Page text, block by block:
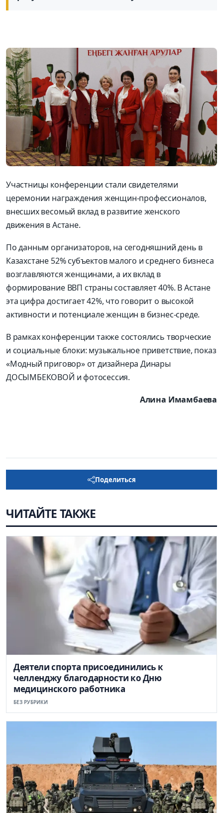
Участницы конференции стали свидетелями
церемонии награждения женщин-профессионалов,
внесших весомый вклад в развитие женского
движения в Астане.
По данным организаторов, на сегодняшний день в
Казахстане 52% субъектов малого и среднего бизнеса
возглавляются женщинами, а их вклад в
формирование ВВП страны составляет 40%. В Астане
эта цифра достигает 42%, что говорит о высокой
активности и потенциале женщин в бизнес-среде.
В рамках конференции также состоялись творческие
и социальные блоки: музыкальное приветствие, показ
«Модный приговор» от дизайнера Динары
ДОСЫМБЕКОВОЙ и фотосессия.
Алина Имамбаева
Поделиться
ЧИТАЙТЕ ТАКЖЕ
Деятели спорта присоединились к
челленджу благодарности ко Дню
медицинского работника
БЕЗ РУБРИКИ